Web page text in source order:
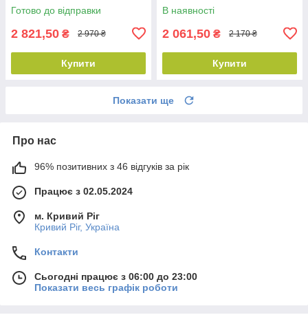
Готово до відправки
2 821,50 ₴ 2 970 ₴
Купити
В наявності
2 061,50 ₴ 2 170 ₴
Купити
Показати ще
Про нас
96% позитивних з 46 відгуків за рік
Працює з 02.05.2024
м. Кривий Ріг
Кривий Ріг, Україна
Контакти
Сьогодні працює з 06:00 до 23:00
Показати весь графік роботи